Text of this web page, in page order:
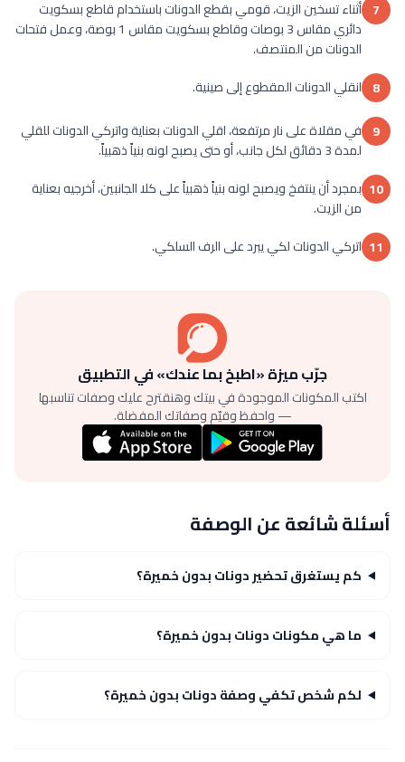
7 أثناء تسخين الزيت، قومي بقطع الدونات باستخدام قاطع بسكويت
دائري مقاس 3 بوصات وقاطع بسكويت مقاس 1 بوصة، وعمل فتحات
الدونات من المنتصف.
8 انقلي الدونات المقطوع إلى صينية.
9 في مقلاة على نار مرتفعة، اقلي الدونات بعناية واتركي الدونات للقلي
لمدة 3 دقائق لكل جانب، أو حتى يصبح لونه بنياً ذهبياً.
10 بمجرد أن ينتفخ ويصبح لونه بنياً ذهبياً على كلا الجانبين، أخرجيه بعناية
من الزيت.
11 اتركي الدونات لكي يبرد على الرف السلكي.
جرّب ميزة «اطبخ بما عندك» في التطبيق
اكتب المكونات الموجودة في بيتك وهنقترح عليك وصفات تناسبها
— واحفظ وقيّم وصفاتك المفضلة.
أسئلة شائعة عن الوصفة
كم يستغرق تحضير دونات بدون خميرة؟
ما هي مكونات دونات بدون خميرة؟
لكم شخص تكفي وصفة دونات بدون خميرة؟